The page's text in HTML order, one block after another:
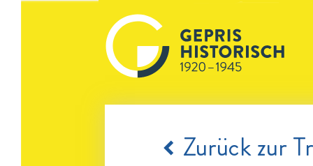
Zurück zur